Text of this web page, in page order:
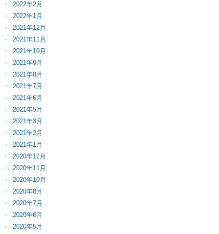
2022年2月
2022年1月
2021年12月
2021年11月
2021年10月
2021年9月
2021年8月
2021年7月
2021年6月
2021年5月
2021年3月
2021年2月
2021年1月
2020年12月
2020年11月
2020年10月
2020年8月
2020年7月
2020年6月
2020年5月